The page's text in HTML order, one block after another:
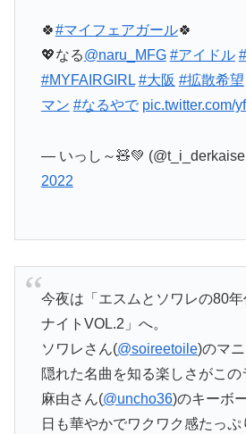
🍀#マイフェアガール🍀
💖なる@naru_MFG #アイドル
#MYFAIRGIRL #大阪 #拡散希望
マン #なるやで pic.twitter.com/
— いっし～🧸💚
2022
今夜は「エスムとソワレの80
ナイトVOL.2」へ。
ソワレさん(@soireetoile)のマ
隠れた名曲を知る楽しさがこの
麻由さん(@uncho36)のキーボ
日も華やかでワクワク感たっ